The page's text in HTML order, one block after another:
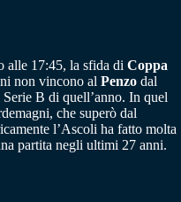
alle 17:45, la sfida di Coppa
non vincono al Penzo dal
B di quell’anno. In quel
che superò dal
l’Ascoli ha fatto molta
partita negli ultimi 27 anni.